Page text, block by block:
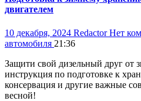
двигателем
10 декабря, 2024 RedactorНет
автомобиля 21:36
Защити свой дизельный друг от
инструкция по подготовке к
консервация и другие важные
весной!